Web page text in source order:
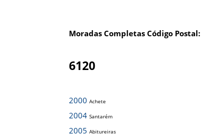
Moradas Completas Código Postal:
6120
2000 Achete
2004 Santarém
2005 Abitureiras